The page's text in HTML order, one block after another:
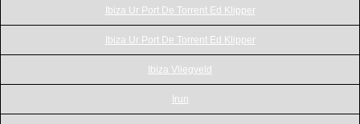
Ibiza Ur Port De Torrent Ed Klipper
Ibiza Ur Port De Torrent Ed Klipper
Ibiza Vliegveld
Irun